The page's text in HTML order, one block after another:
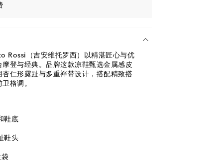
Rossi（吉安维托罗西）以精湛匠心与优
登与经典。品牌这款凉鞋甄选金属感皮
仁形露趾与多重袢带设计，搭配精致搭
格调。
鞋底
鞋头
袋